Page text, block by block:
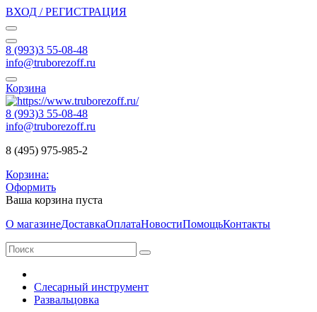
ВХОД / РЕГИСТРАЦИЯ
8 (993)3 55-08-48
info@truborezoff.ru
Корзина
8 (993)3 55-08-48
info@truborezoff.ru
8 (495) 975-985-2
Корзина:
Оформить
Ваша корзина пуста
О магазинеДоставкаОплатаНовостиПомощьКонтакты
Слесарный инструмент
Развальцовка